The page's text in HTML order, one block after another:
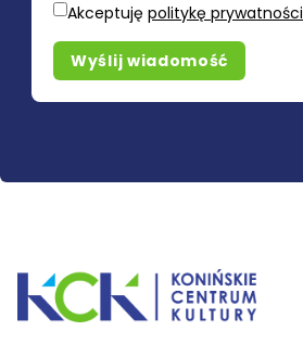
Akceptuję politykę prywatności
Wyślij wiadomość